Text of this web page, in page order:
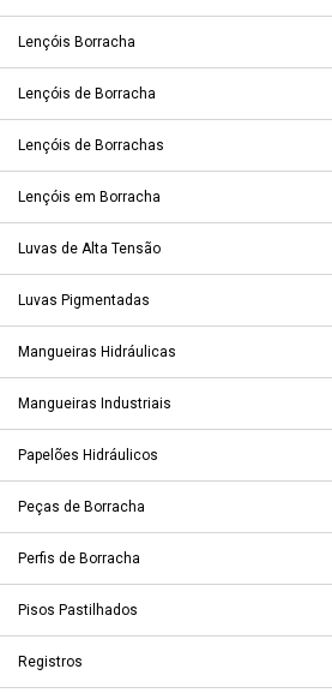
Lençóis Borracha
Lençóis de Borracha
Lençóis de Borrachas
Lençóis em Borracha
Luvas de Alta Tensão
Luvas Pigmentadas
Mangueiras Hidráulicas
Mangueiras Industriais
Papelões Hidráulicos
Peças de Borracha
Perfis de Borracha
Pisos Pastilhados
Registros